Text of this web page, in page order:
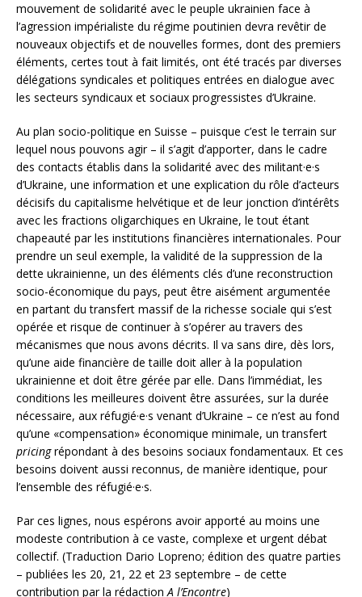
mouvement de solidarité avec le peuple ukrainien face à
l’agression impérialiste du régime poutinien devra revêtir de
nouveaux objectifs et de nouvelles formes, dont des premiers
éléments, certes tout à fait limités, ont été tracés par diverses
délégations syndicales et politiques entrées en dialogue avec
les secteurs syndicaux et sociaux progressistes d’Ukraine.
Au plan socio-politique en Suisse – puisque c’est le terrain sur
lequel nous pouvons agir – il s’agit d’apporter, dans le cadre
des contacts établis dans la solidarité avec des militant·e·s
d’Ukraine, une information et une explication du rôle d’acteurs
décisifs du capitalisme helvétique et de leur jonction d’intérêts
avec les fractions oligarchiques en Ukraine, le tout étant
chapeauté par les institutions financières internationales. Pour
prendre un seul exemple, la validité de la suppression de la
dette ukrainienne, un des éléments clés d’une reconstruction
socio-économique du pays, peut être aisément argumentée
en partant du transfert massif de la richesse sociale qui s’est
opérée et risque de continuer à s’opérer au travers des
mécanismes que nous avons décrits. Il va sans dire, dès lors,
qu’une aide financière de taille doit aller à la population
ukrainienne et doit être gérée par elle. Dans l’immédiat, les
conditions les meilleures doivent être assurées, sur la durée
nécessaire, aux réfugié·e·s venant d’Ukraine – ce n’est au fond
qu’une «compensation» économique minimale, un transfert
pricingrépondant à des besoins sociaux fondamentaux. Et ces
besoins doivent aussi reconnus, de manière identique, pour
l’ensemble des réfugié·e·s.
Par ces lignes, nous espérons avoir apporté au moins une
modeste contribution à ce vaste, complexe et urgent débat
collectif. (Traduction Dario Lopreno; édition des quatre parties
– publiées les 20, 21, 22 et 23 septembre – de cette
contribution par la rédactionA l’Encontre)